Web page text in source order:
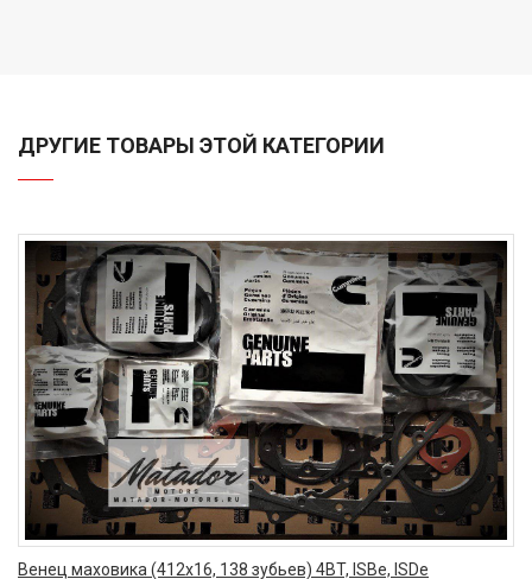
ДРУГИЕ ТОВАРЫ ЭТОЙ КАТЕГОРИИ
Венец маховика (412х16, 138 зубьев) 4BT, ISBe, ISDe